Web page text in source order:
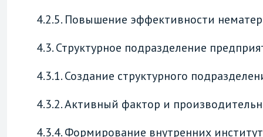
4.2.5. Повышение эффективности
4.3. Структурное подразделение
4.3.1. Создание структурного
4.3.2. Активный фактор и
4.3.4. Формирование внутренних